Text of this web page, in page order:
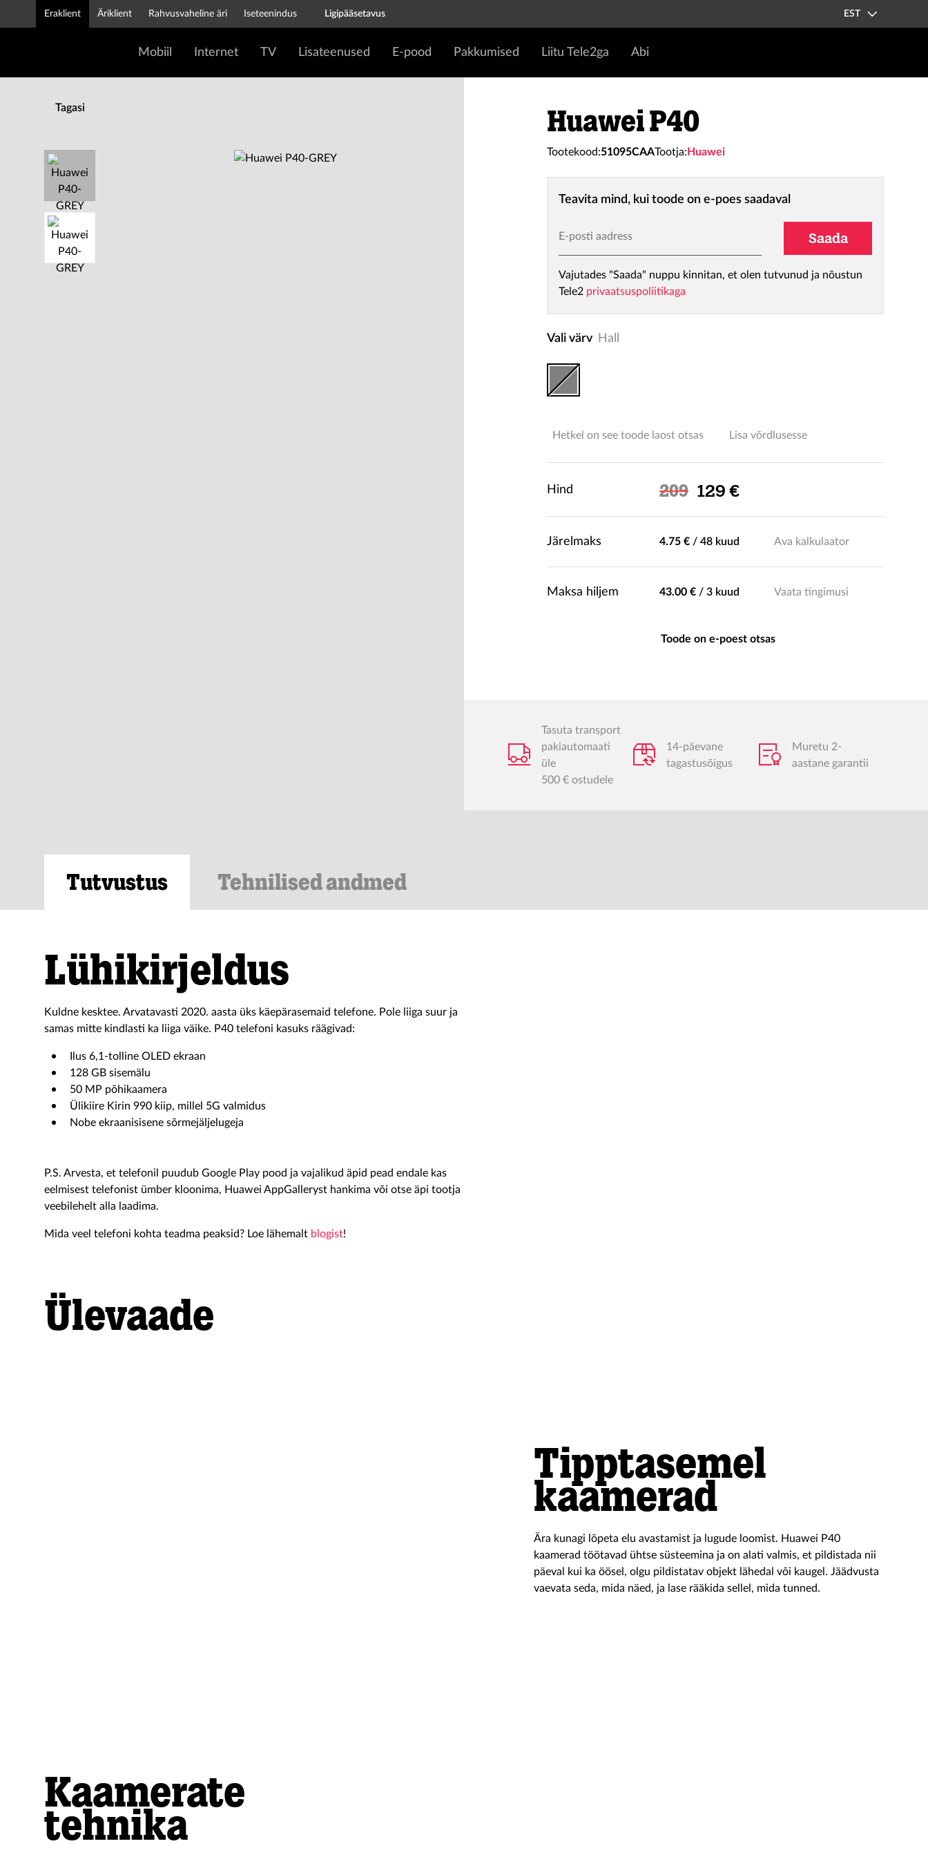
Eraklient Äriklient Rahvusvaheline äri Iseteenindus Ligipääsetavus EST
Mobiil Internet TV Lisateenused E-pood Pakkumised Liitu Tele2ga Abi
Tagasi Huawei P40
Tootekood:51095CAATootja: Huawei
Teavita mind, kui toode on e-poes saadaval
E-posti aadress
Saada
Vajutades "Saada" nuppu kinnitan, et olen tutvunud ja nõustun
Tele2 privaatsuspoliitikaga
Vali värv Hall
Hetkel on see toode laost otsas Lisa võrdlusesse
Hind 209 Soodushind
129 €
Järelmaks 4.75 € / 48 kuud Ava kalkulaator
Maksa hiljem 43.00 € / 3 kuud Vaata tingimusi
Toode on e-poest otsas
Tasuta transport
pakiautomaati
üle
500 € ostudele
14-päevane
tagastusõigus
Muretu 2-
aastane garantii
Tutvustus Tehnilised andmed
Lühikirjeldus
Kuldne kesktee. Arvatavasti 2020. aasta üks käepärasemaid telefone. Pole liiga suur ja
samas mitte kindlasti ka liiga väike. P40 telefoni kasuks räägivad:
Ilus 6,1-tolline OLED ekraan
128 GB sisemälu
50 MP põhikaamera
Ülikiire Kirin 990 kiip, millel 5G valmidus
Nobe ekraanisisene sõrmejäljelugeja
P.S. Arvesta, et telefonil puudub Google Play pood ja vajalikud äpid pead endale kas
eelmisest telefonist ümber kloonima, Huawei AppGalleryst hankima või otse äpi tootja
veebilehelt alla laadima.
Mida veel telefoni kohta teadma peaksid? Loe lähemalt blogist!
Ülevaade
Tipptasemel
kaamerad
Ära kunagi lõpeta elu avastamist ja lugude loomist. Huawei P40
kaamerad töötavad ühtse süsteemina ja on alati valmis, et pildistada nii
päeval kui ka öösel, olgu pildistatav objekt lähedal või kaugel. Jäädvusta
vaevata seda, mida näed, ja lase rääkida sellel, mida tunned.
Kaamerate
tehnika